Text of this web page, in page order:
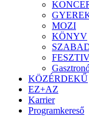
MOZI
KÖNYV
KÖZÉRDEKŰ
EZ+AZ
Karrier
Programkereső